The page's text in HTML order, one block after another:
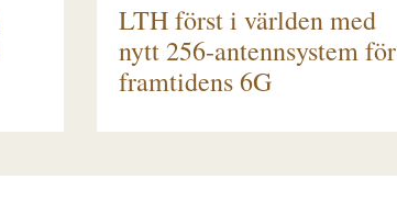
LTH först i världen med
nytt 256-antennsystem för
framtidens 6G